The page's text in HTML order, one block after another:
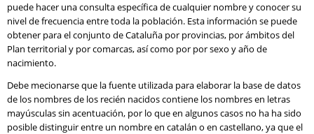
puede hacer una consulta específica de cualquier nombre y conocer su
nivel de frecuencia entre toda la población. Esta información se puede
obtener para el conjunto de Cataluña por provincias, por ámbitos del
Plan territorial y por comarcas, así como por por sexo y año de
nacimiento.
Debe mecionarse que la fuente utilizada para elaborar la base de datos
de los nombres de los recién nacidos contiene los nombres en letras
mayúsculas sin acentuación, por lo que en algunos casos no ha ha sido
posible distinguir entre un nombre en catalán o en castellano, ya que el